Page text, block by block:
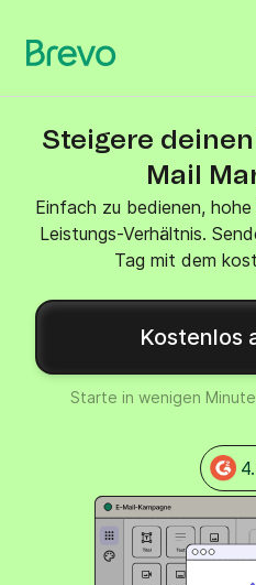
Steigere
Mail
Einfach zu bedienen,
Leistungs-Verhältnis.
Tag mit dem
Kostenlos
Starte in wenigen